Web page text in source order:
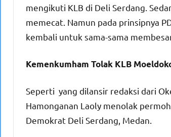
mengikuti KLB di Deli Serdang.
memecat. Namun pada prinsipnya
kembali untuk sama-sama
Kemenkumham Tolak KLB
Seperti yang dilansir redaksi dari
Hamonganan Laoly menolak
Demokrat Deli Serdang, Medan.